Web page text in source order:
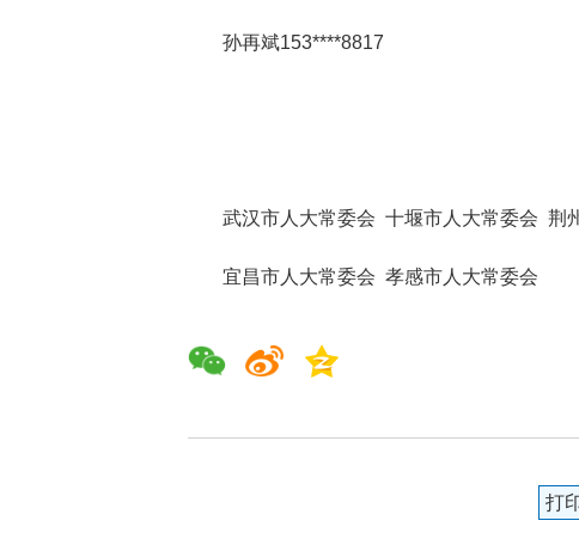
孙再斌153****8817
武汉市人大常委会 十堰市人大常委会 荆
宜昌市人大常委会 孝感市人大常委会
打